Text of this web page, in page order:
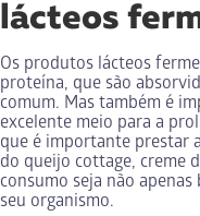
lácteos
Os produtos lácteos
proteína, que são
comum. Mas também é
excelente meio para a
que é importante prestar
do queijo cottage, creme
consumo seja não
seu organismo.